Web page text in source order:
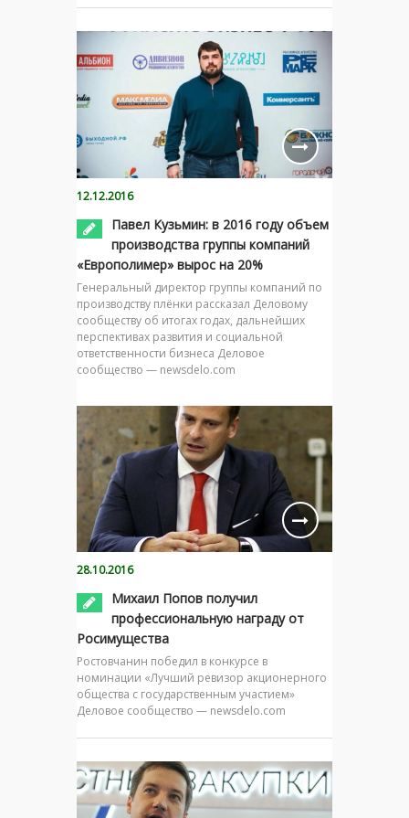
12.12.2016
Павел Кузьмин: в 2016 году объем
производства группы компаний
«Европолимер» вырос на 20%
Генеральный директор группы компаний по
производству плёнки рассказал Деловому
сообществу об итогах годах, дальнейших
перспективах развития и социальной
ответственности бизнеса Деловое
сообщество — newsdelo.com
28.10.2016
Михаил Попов получил
профессиональную награду от
Росимущества
Ростовчанин победил в конкурсе в
номинации «Лучший ревизор акционерного
общества с государственным участием»
Деловое сообщество — newsdelo.com